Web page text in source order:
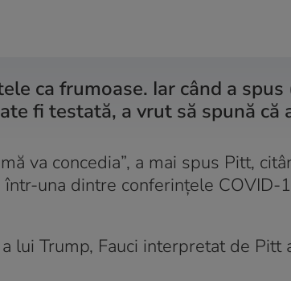
ca frumoase. Iar când a
fi testată, a vrut să spună că
va concedia”, a mai spus Pitt,
una dintre conferințele COVID-
lui Trump, Fauci interpretat de Pitt